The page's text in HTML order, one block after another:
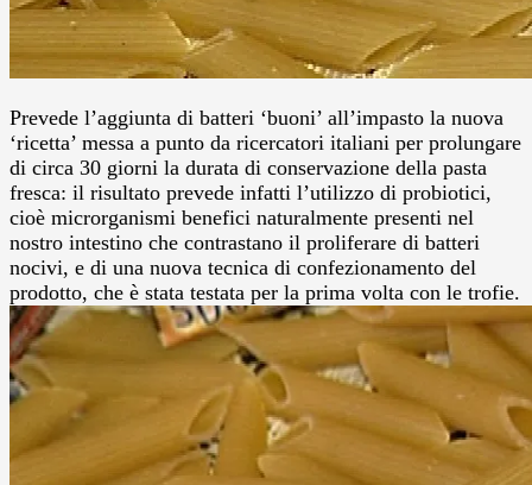
Prevede l’aggiunta di batteri ‘buoni’ all’impasto la nuova
‘ricetta’ messa a punto da ricercatori italiani per prolungare
di circa 30 giorni la durata di conservazione della pasta
fresca: il risultato prevede infatti l’utilizzo di probiotici,
cioè microrganismi benefici naturalmente presenti nel
nostro intestino che contrastano il proliferare di batteri
nocivi, e di una nuova tecnica di confezionamento del
prodotto, che è stata testata per la prima volta con le trofie.